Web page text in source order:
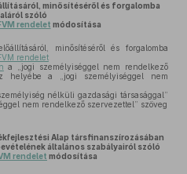
minősítéséről és forgalomba
szóló
rendelet módosítása
minősítéséről és forgalomba
rendelet
a „jogi személyiséggel nem rendelkező
helyébe a „jogi személyiséggel nem
nélküli gazdasági társasággal”
nem rendelkező szervezettel” szöveg
Alap társfinanszírozásában
általános szabályairól szóló
rendelet módosítása